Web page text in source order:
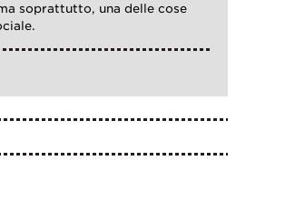
soprattutto, una delle cose